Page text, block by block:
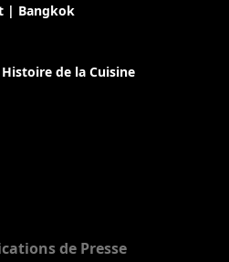
| Bangkok
de la Cuisine
de Presse